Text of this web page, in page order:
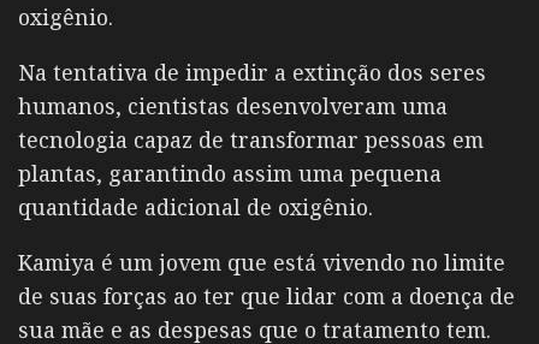
oxigênio.
Na tentativa de impedir a extinção dos seres
humanos, cientistas desenvolveram uma
tecnologia capaz de transformar pessoas em
plantas, garantindo assim uma pequena
quantidade adicional de oxigênio.
Kamiya é um jovem que está vivendo no limite
de suas forças ao ter que lidar com a doença de
sua mãe e as despesas que o tratamento tem.